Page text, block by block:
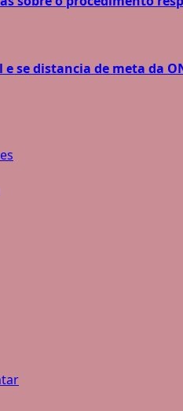
se distancia de meta da